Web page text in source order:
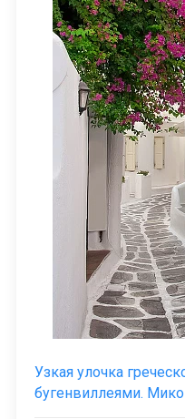
Узкая улочка
бугенвиллеями.